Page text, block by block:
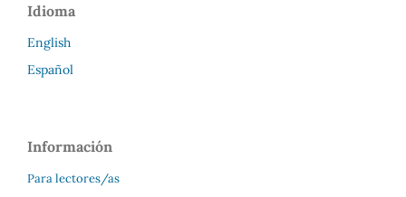
Idioma
English
Español
Información
Para lectores/as